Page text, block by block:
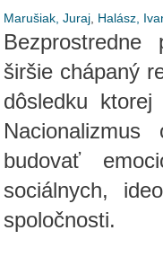
Marušiak, Juraj Halász,
širšie chápaný
dôsledku
budovať
sociálnych,
spoločnosti.